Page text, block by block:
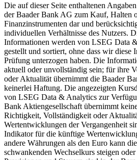
Die auf dieser Seite enthaltenen
der Baader Bank AG zum Kauf, Halten
Finanzinstrumenten dar und
individuellen Verhältnisse des Nutzers.
Informationen werden von LSEG Data
gestellt und sortiert, ohne dass wir diese
Prüfung unterzogen haben. Die
aktuell oder unvollständig sein; für ihre
oder Aktualität übernimmt die Baader
keinerlei Haftung. Die angezeigten
von LSEG Data & Analytics zur
Bank Aktiengesellschaft übernimmt
Richtigkeit, Vollständigkeit oder
Wertentwicklungen der Vergangenheit
Indikator für die künftige
andere Währungen als den Euro kann
schwankenden Wechselkurs steigen